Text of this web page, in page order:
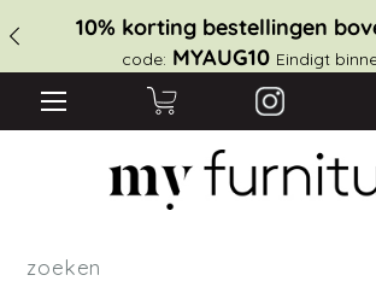
10% korting bestellingen
code: MYAUG10 Eindigt